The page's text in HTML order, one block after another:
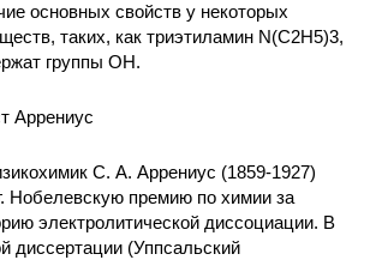
основных свойств у некоторых
таких, как триэтиламин N(C2H5)3,
группы ОН.
Аррениус
С. А. Аррениус (1859-1927)
Нобелевскую премию по химии за
электролитической диссоциации. В
диссертации (Уппсальский